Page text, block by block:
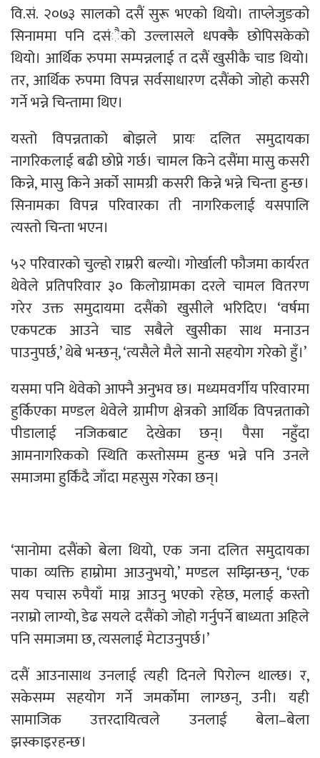
वि.सं. २०७३ सालको दसैं सुरू भएको थियो। ताप्लेजुङको
सिनाममा पनि दसंैको उल्लासले धपक्कै छोपिसकेको
थियो। आर्थिक रुपमा सम्पन्नलाई त दसैं खुसीकै चाड थियो।
तर, आर्थिक रुपमा विपन्न सर्वसाधारण दसैंको जोहो कसरी
गर्ने भन्ने चिन्तामा थिए।
यस्तो विपन्नताको बोझले प्रायः दलित समुदायका
नागरिकलाई बढी छोप्ने गर्छ। चामल किने दसैंमा मासु कसरी
किन्ने, मासु किने अर्को सामग्री कसरी किन्ने भन्ने चिन्ता हुन्छ।
सिनामका विपन्न परिवारका ती नागरिकलाई यसपालि
त्यस्तो चिन्ता भएन।
५२ परिवारको चुल्हो राम्ररी बल्यो। गोर्खाली फौजमा कार्यरत
थेवेले प्रतिपरिवार ३० किलोग्रामका दरले चामल वितरण
गरेर उक्त समुदायमा दसैंको खुसीले भरिदिए। ‘वर्षमा
एकपटक आउने चाड सबैले खुसीका साथ मनाउन
पाउनुपर्छ,’ थेबे भन्छन्, ‘त्यसैले मैले सानो सहयोग गरेको हुँ।’
यसमा पनि थेवेको आफ्नै अनुभव छ। मध्यमवर्गीय परिवारमा
हुर्किएका मण्डल थेवेले ग्रामीण क्षेत्रको आर्थिक विपन्नताको
पीडालाई नजिकबाट देखेका छन्। पैसा नहुँदा
आमनागरिकको स्थिति कस्तोसम्म हुन्छ भन्ने पनि उनले
समाजमा हुर्किंदै जाँदा महसुस गरेका छन्।
‘सानोमा दसैंको बेला थियो, एक जना दलित समुदायका
पाका व्यक्ति हाम्रोमा आउनुभयो,’ मण्डल सम्झिन्छन्, ‘एक
सय पचास रुपैयाँ माग्न आउनु भएको रहेछ, मलाई कस्तो
नराम्रो लाग्यो, डेढ सयले दसैंको जोहो गर्नुपर्ने बाध्यता अहिले
पनि समाजमा छ, त्यसलाई मेटाउनुपर्छ।’
दसैं आउनासाथ उनलाई त्यही दिनले पिरोल्न थाल्छ। र,
सकेसम्म सहयोग गर्ने जमर्कोमा लाग्छन्, उनी। यही
सामाजिक उत्तरदायित्वले उनलाई बेला–बेला
झस्काइरहन्छ।